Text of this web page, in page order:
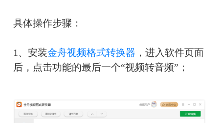
具体操作步骤：
1、安装金舟视频格式转换器 ，进入软件页面
后，点击功能的最后一个“视频转音频”；